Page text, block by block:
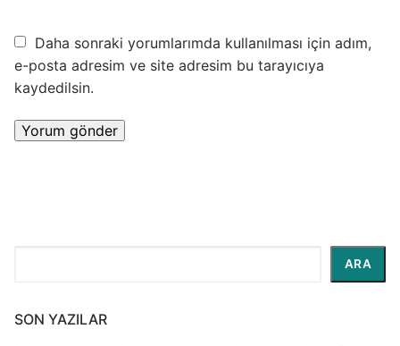
Daha sonraki yorumlarımda kullanılması için adım,
e-posta adresim ve site adresim bu tarayıcıya
kaydedilsin.
ARA
SON YAZILAR